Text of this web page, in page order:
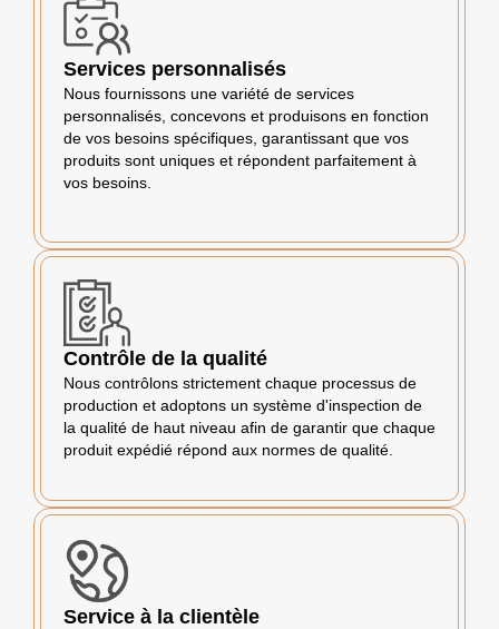
Services personnalisés
Nous fournissons une variété de services
personnalisés, concevons et produisons en fonction
de vos besoins spécifiques, garantissant que vos
produits sont uniques et répondent parfaitement à
vos besoins.
Contrôle de la qualité
Nous contrôlons strictement chaque processus de
production et adoptons un système d'inspection de
la qualité de haut niveau afin de garantir que chaque
produit expédié répond aux normes de qualité.
Service à la clientèle